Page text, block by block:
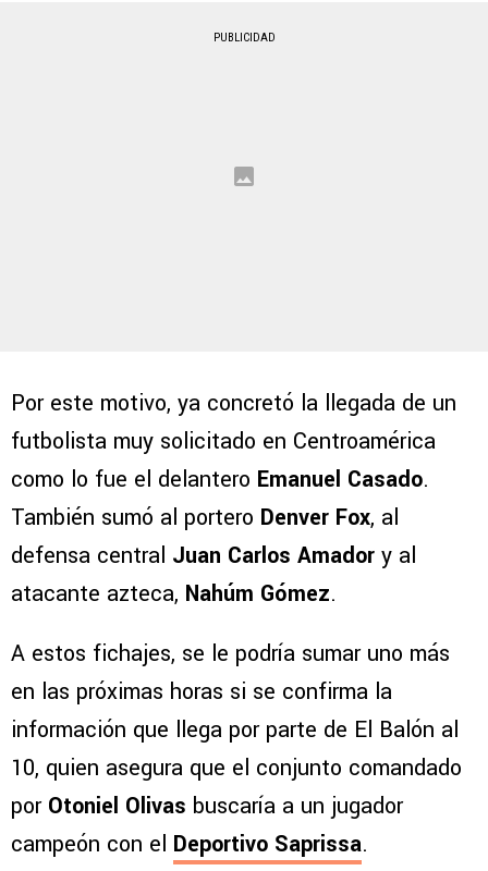
PUBLICIDAD
Por este motivo, ya concretó la llegada de un
futbolista muy solicitado en Centroamérica
como lo fue el delantero Emanuel Casado.
También sumó al portero Denver Fox, al
defensa central Juan Carlos Amador y al
atacante azteca, Nahúm Gómez.
A estos fichajes, se le podría sumar uno más
en las próximas horas si se confirma la
información que llega por parte de El Balón al
10, quien asegura que el conjunto comandado
por Otoniel Olivas buscaría a un jugador
campeón con el Deportivo Saprissa.